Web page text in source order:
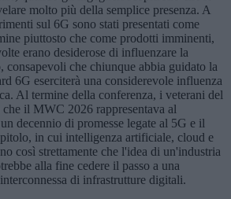
molto più della semplice presenza. A
sul 6G sono stati presentati come
piuttosto che come prodotti imminenti,
erano desiderose di influenzare la
consapevoli che chiunque abbia guidato la
6G eserciterà una considerevole influenza
Al termine della conferenza, i veterani del
che il MWC 2026 rappresentava al
decennio di promesse legate al 5G e il
in cui intelligenza artificiale, cloud e
così strettamente che l'idea di un'industria
alla fine cedere il passo a una
di infrastrutture digitali.